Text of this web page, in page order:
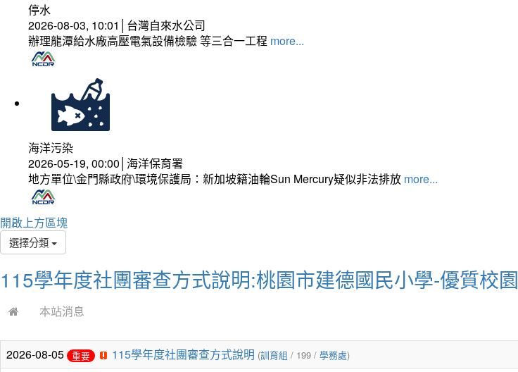
停水
2026-08-03, 10:01│台灣自來水公司
辦理龍潭給水廠高壓電氣設備檢驗 等三合一工程 more...
海洋污染
2026-05-19, 00:00│海洋保育署
地方單位\金門縣政府\環境保護局：新加坡籍油輪Sun Mercury疑似非法排放 more...
開啟上方區塊
選擇分類
115學年度社團審查方式說明:桃園市建德國民小學-優質校園
本站消息
2026-08-05 重要 115學年度社團審查方式說明 (訓育組 / 199 / 學務處)